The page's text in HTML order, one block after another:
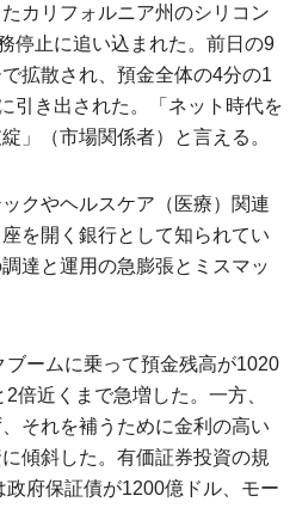
カリフォルニア州のシリコン
停止に追い込まれた。前日の9
拡散され、預金全体の4分の1
引き出された。「ネット時代を
」（市場関係者）と言える。
クやヘルスケア（医療）関連
を開く銀行として知られてい
達と運用の急膨張とミスマッ
ブームに乗って預金残高が1020
倍近くまで急増した。一方、
それを補うために金利の高い
傾斜した。有価証券投資の規
府保証債が1200億ドル、モー